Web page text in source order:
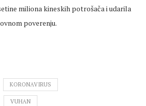
miliona kineskih potrošača i udarila
poverenju.
KORONAVIRUS
VUHAN